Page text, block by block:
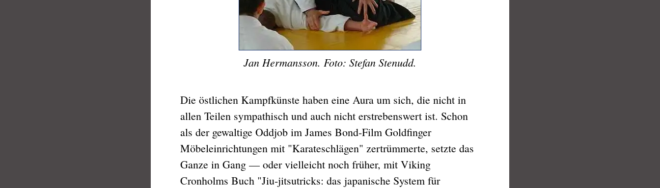
Jan Hermansson. Foto: Stefan Stenudd.
Die östlichen Kampfkünste haben eine Aura um sich, die nicht in
allen Teilen sympathisch und auch nicht erstrebenswert ist. Schon
als der gewaltige Oddjob im James Bond-Film Goldfinger
Möbeleinrichtungen mit "Karateschlägen" zertrümmerte, setzte das
Ganze in Gang — oder vielleicht noch früher, mit Viking
Cronholms Buch "Jiu-jitsutricks: das japanische System für